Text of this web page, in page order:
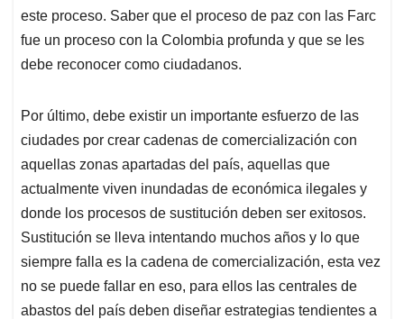
este proceso. Saber que el proceso de paz con las Farc
fue un proceso con la Colombia profunda y que se les
debe reconocer como ciudadanos.
Por último, debe existir un importante esfuerzo de las
ciudades por crear cadenas de comercialización con
aquellas zonas apartadas del país, aquellas que
actualmente viven inundadas de económica ilegales y
donde los procesos de sustitución deben ser exitosos.
Sustitución se lleva intentando muchos años y lo que
siempre falla es la cadena de comercialización, esta vez
no se puede fallar en eso, para ellos las centrales de
abastos del país deben diseñar estrategias tendientes a